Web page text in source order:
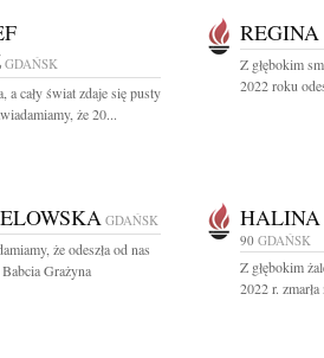
GDAŃSK
a cały świat zdaje się pusty
że 20...
Z głębokim
2022 roku
GDAŃSK
że odeszła od nas
Grażyna
HALINA
90 GDAŃSK
Z głębokim
2022 r.